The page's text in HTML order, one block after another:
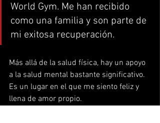
World Gym. Me han recibido
como una familia y son parte de
mi exitosa recuperación.
Más allá de la salud física, hay un apoyo
a la salud mental bastante significativo.
Es un lugar en el que me siento feliz y
llena de amor propio.